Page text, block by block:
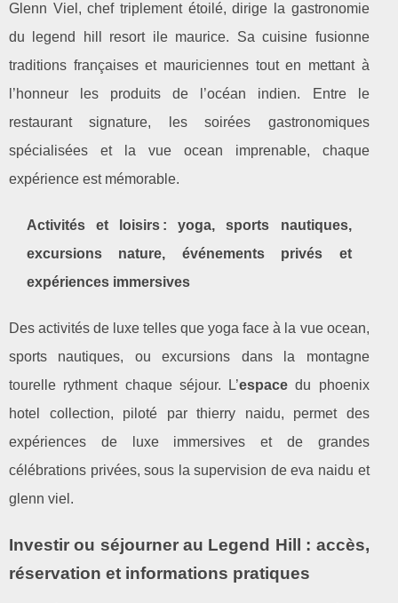
Glenn Viel, chef triplement étoilé, dirige la gastronomie
du legend hill resort ile maurice. Sa cuisine fusionne
traditions françaises et mauriciennes tout en mettant à
l’honneur les produits de l’océan indien. Entre le
restaurant signature, les soirées gastronomiques
spécialisées et la vue ocean imprenable, chaque
expérience est mémorable.
Activités et loisirs : yoga, sports nautiques,
excursions nature, événements privés et
expériences immersives
Des activités de luxe telles que yoga face à la vue ocean,
sports nautiques, ou excursions dans la montagne
tourelle rythment chaque séjour. L’espace du phoenix
hotel collection, piloté par thierry naidu, permet des
expériences de luxe immersives et de grandes
célébrations privées, sous la supervision de eva naidu et
glenn viel.
Investir ou séjourner au Legend Hill : accès,
réservation et informations pratiques